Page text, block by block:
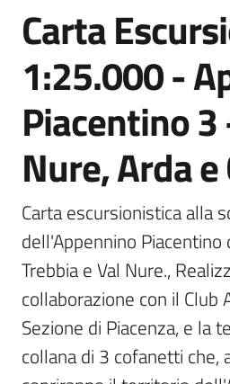
Visualizza
dati
on-
line
i
dati
Approfondimenti
Salta al contenuto
Carta
1:25.000 -
Piacentino
Nure, Arda e
Carta escursionistica alla
dell'Appennino Piacentino
Trebbia e Val Nure.,
collaborazione con il Club
Sezione di Piacenza, e la
collana di 3 cofanetti che,